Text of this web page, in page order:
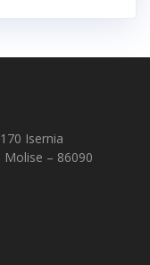
Isernia
– 86090